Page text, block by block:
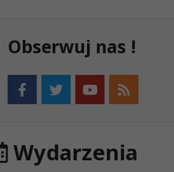
Obserwuj nas !
Wydarzenia